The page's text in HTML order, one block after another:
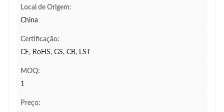
Local de Origem:
China
Certificação:
CE, RoHS, GS, CB, LST
MOQ:
1
Preço: